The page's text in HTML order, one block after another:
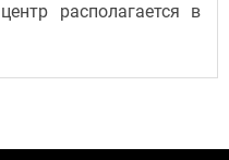
располагается в